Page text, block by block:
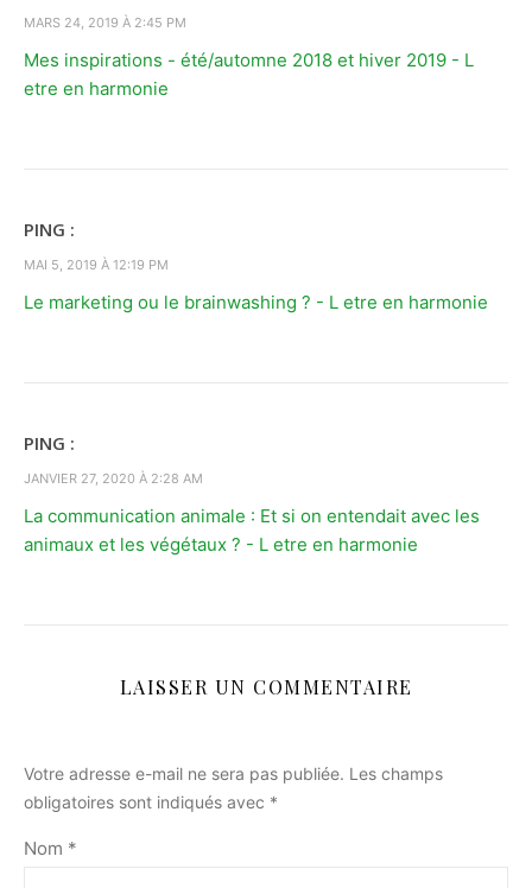
MARS 24, 2019 À 2:45 PM
Mes inspirations - été/automne 2018 et hiver 2019 - L
etre en harmonie
PING :
MAI 5, 2019 À 12:19 PM
Le marketing ou le brainwashing ? - L etre en harmonie
PING :
JANVIER 27, 2020 À 2:28 AM
La communication animale : Et si on entendait avec les
animaux et les végétaux ? - L etre en harmonie
LAISSER UN COMMENTAIRE
Votre adresse e-mail ne sera pas publiée. Les champs
obligatoires sont indiqués avec *
Nom *